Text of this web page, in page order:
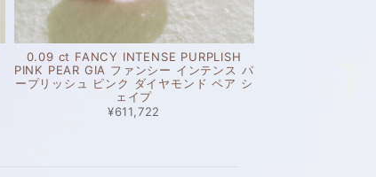
0.09 ct FANCY INTENSE PURPLISH
PINK PEAR GIA ファンシー インテンス パ
ープリッシュ ピンク ダイヤモンド ペア シ
ェイプ
¥611,722